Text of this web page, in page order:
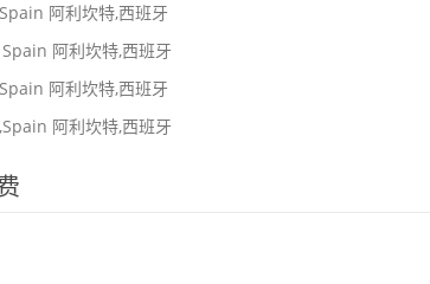
阿利坎特,西班牙
阿利坎特,西班牙
阿利坎特,西班牙
阿利坎特,西班牙